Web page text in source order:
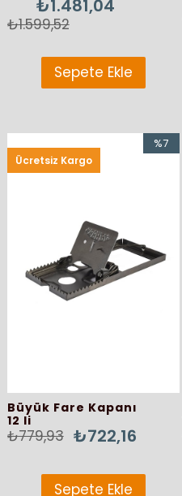
₺1.481,04
₺1.599,52
Sepete Ekle
Büyük Fare Kapanı
12 li
₺722,16
₺779,93
Sepete Ekle
%7
Ücretsiz Kargo